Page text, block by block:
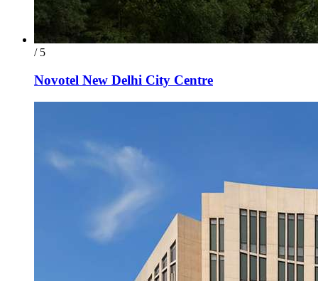
/ 5
Novotel New Delhi City Centre